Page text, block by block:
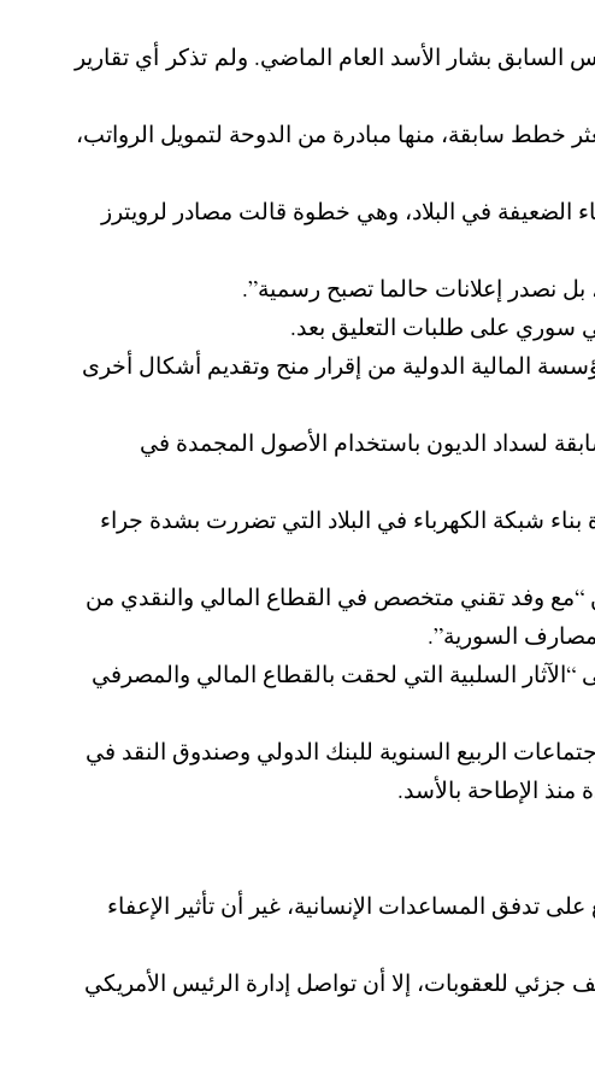
السابق بشار الأسد العام الماضي. ولم تذكر أي تقارير
خطط سابقة، منها مبادرة من الدوحة لتمويل الرواتب،
الضعيفة في البلاد، وهي خطوة قالت مصادر لرويترز
بل نصدر إعلانات حالما تصبح رسمية”.
سوري على طلبات التعليق بعد.
قبل أن تتمكن المؤسسة المالية الدولية من إقرار منح وتقديم أشكال أخرى
لسداد الديون باستخدام الأصول المجمدة في
شبكة الكهرباء في البلاد التي تضررت بشدة جراء
“مع وفد تقني متخصص في القطاع المالي ‏والنقدي من
السورية”.
السلبية التي ‏لحقت بالقطاع المالي والمصرفي
الربيع السنوية للبنك الدولي وصندوق النقد في
الإطاحة بالأسد.
تدفق المساعدات الإنسانية، غير أن تأثير الإعفاء
للعقوبات، إلا أن تواصل إدارة الرئيس الأمريكي